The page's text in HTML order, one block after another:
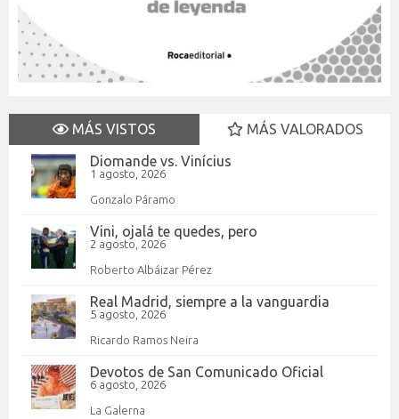
MÁS VISTOS
MÁS VALORADOS
Diomande vs. Vinícius
1 agosto, 2026
Gonzalo Páramo
Vini, ojalá te quedes, pero
2 agosto, 2026
Roberto Albáizar Pérez
Real Madrid, siempre a la vanguardia
5 agosto, 2026
Ricardo Ramos Neira
Devotos de San Comunicado Oficial
6 agosto, 2026
La Galerna